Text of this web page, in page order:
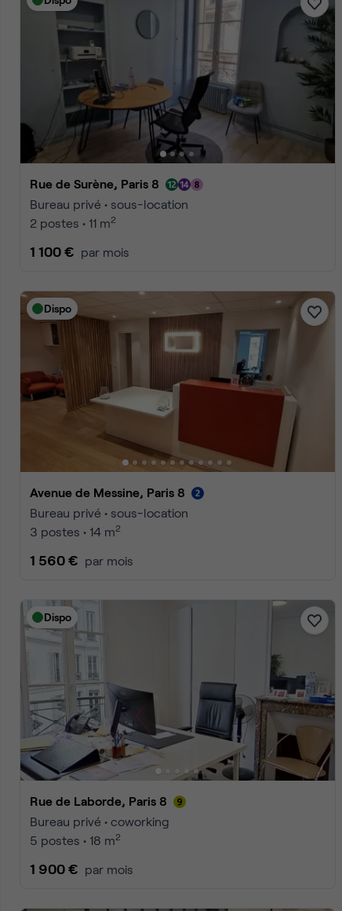
En savoir plus ?
Rue de Surène, Paris 8
Bureau privé • sous-location
2 postes • 11 m2
1 100 € par mois
Dispo
Avenue de Messine, Paris 8
Bureau privé • sous-location
3 postes • 14 m2
1 560 € par mois
Dispo
Rue de Laborde, Paris 8
Bureau privé • coworking
5 postes • 18 m2
1 900 € par mois